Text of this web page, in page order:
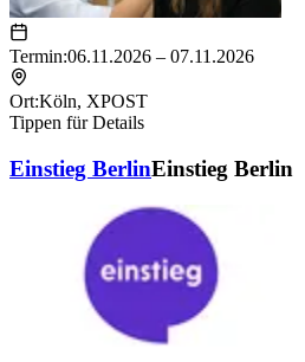
Termin:06.11.2026 – 07.11.2026
Ort:Köln, XPOST
Tippen für Details
Einstieg BerlinEinstieg Berlin